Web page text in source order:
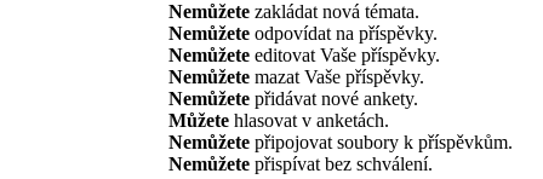
Nemůžete zakládat nová témata.
Nemůžete odpovídat na příspěvky.
Nemůžete editovat Vaše příspěvky.
Nemůžete mazat Vaše příspěvky.
Nemůžete přidávat nové ankety.
Můžete hlasovat v anketách.
Nemůžete připojovat soubory k příspěvkům.
Nemůžete přispívat bez schválení.